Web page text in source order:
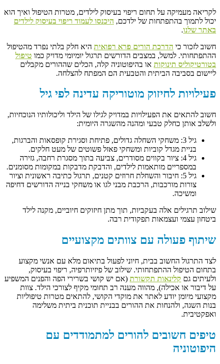
לקריאה מעמיקה על תחום ריפוי בעיסוק לילדים, מטרות הטיפול ואיך הוא
יכול לתמוך בהתפתחות של ילדכם, היכנסו לעמוד ריפוי בעיסוק לילדים
באתר שלנו.
חשוב לזכור כי הדרכת הורים פרא רפואית היא חלק בלתי נפרד מהטיפול
ההתפתחותי. למשל, במצבים הדורשים תרגול יומיומי מדויק כמו טיפול
בטורטיקוליס תינוקות או בהיפוטוניה קלה, הכלים שההורים מקבלים
ליישום בסביבה הביתית והטבעית הם המפתח להצלחה.
פעילויות לחיזוק מוטוריקה עדינה לפי גיל
חשוב להתאים את הפעילויות במדויק לגילו של הילד וליכולותיו הנוכחיות,
ולשלב אותן כחלק טבעי ומהנה מהשגרה היומית:
גיל 3: משחקי השחלה גדולים, פתיחת וסגירת קופסאות והברגות,
בניית מגדל קוביות ומשחקי פאזל פשוטים של מעט חלקים.
גיל 4: ציור בקווים מסודרים, צביעה בתוך מסגרת רחבה, גזירה
במספריים מותאמות לילדים, והדבקת מדבקות במקומות מסומנים.
גיל 5: חיבור והשחלת חרוזים קטנים, תרגול כתיבה ראשונית וציור
צורות מורכבות, הרכבת מבני לגו או משחקי בנייה הדורשים דחיפה
ומשיכה.
שילוב תרגילים אלה בעקביות, תוך מתן חיזוקים חיוביים, מקנה לילד
ביטחון עצמי ועצמאות תפקודית רבה.
שיתוף פעולה עם צוותים מקצועיים
לצד התרגול החשוב בבית, חיוני לפעול בתיאום מלא עם אנשי מקצוע
בתחום הטיפול ההתפתחותי. שילוב של פיזיותרפיה, ריפוי בעיסוק,
ולעיתים גם קלינאות תקשורת (אם יש קושי בשרירי הפה והפנים המשפיע
על דיבור או אכילה), מהווה מענה רב תחומי מקיף לצורכי הילד. צוות
מקצועי מיומן יודע לאתר את מוקדי הקושי, להתאים מטרות טיפוליות
בנות השגה, ולהנחות את ההורים בבניית תוכנית ביתית משלימה
ואפקטיבית.
טיפים חשובים להורים למתמודדים עם
היפוטוניה